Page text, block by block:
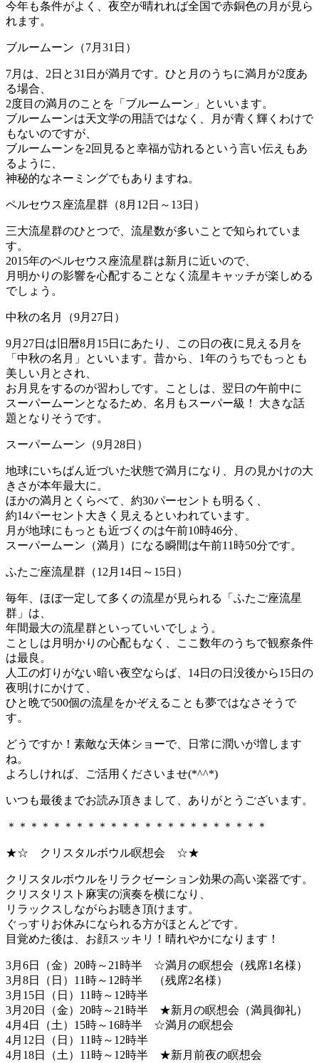
今年も条件がよく、夜空が晴れれば全国で赤銅色の月が見ら
れます。
ブルームーン（7月31日）
7月は、2日と31日が満月です。ひと月のうちに満月が2度あ
る場合、
2度目の満月のことを「ブルームーン」といいます。
ブルームーンは天文学の用語ではなく、月が青く輝くわけで
もないのですが、
ブルームーンを2回見ると幸福が訪れるという言い伝えもあ
るように、
神秘的なネーミングでもありますね。
ペルセウス座流星群（8月12日～13日）
三大流星群のひとつで、流星数が多いことで知られていま
す。
2015年のペルセウス座流星群は新月に近いので、
月明かりの影響を心配することなく流星キャッチが楽しめる
でしょう。
中秋の名月（9月27日）
9月27日は旧暦8月15日にあたり、この日の夜に見える月を
「中秋の名月」といいます。昔から、1年のうちでもっとも
美しい月とされ、
お月見をするのが習わしです。ことしは、翌日の午前中に
スーパームーンとなるため、名月もスーパー級！ 大きな話
題となりそうです。
スーパームーン（9月28日）
地球にいちばん近づいた状態で満月になり、月の見かけの大
きさが本年最大に。
ほかの満月とくらべて、約30パーセントも明るく、
約14パーセント大きく見えるといわれています。
月が地球にもっとも近づくのは午前10時46分、
スーパームーン（満月）になる瞬間は午前11時50分です。
ふたご座流星群（12月14日～15日）
毎年、ほぼ一定して多くの流星が見られる「ふたご座流星
群」は、
年間最大の流星群といっていいでしょう。
ことしは月明かりの心配もなく、ここ数年のうちで観察条件
は最良。
人工の灯りがない暗い夜空ならば、14日の日没後から15日の
夜明けにかけて、
ひと晩で500個の流星をかぞえることも夢ではなさそうで
す。
どうですか！素敵な天体ショーで、日常に潤いが増します
ね。
よろしければ、ご活用くださいませ(*^^*)
いつも最後までお読み頂きまして、ありがとうございます。
＊＊＊＊＊＊＊＊＊＊＊＊＊＊＊＊＊＊＊＊＊＊＊
★☆ クリスタルボウル瞑想会 ☆★
クリスタルボウルをリラクゼーション効果の高い楽器です。
クリスタリスト麻実の演奏を横になり、
リラックスしながらお聴き頂けます。
ぐっすりお休みになられる方がほとんどです。
目覚めた後は、お顔スッキリ！晴れやかになります！
3月6日（金）20時～21時半 ☆満月の瞑想会（残席1名様）
3月8日（日）11時～12時半 （残席2名様）
3月15日（日）11時～12時半
3月20日（金）20時～21時半 ★新月の瞑想会（満員御礼）
4月4日（土）15時～16時半 ☆満月の瞑想会
4月12日（日）11時～12時半
4月18日（土）11時～12時半 ★新月前夜の瞑想会